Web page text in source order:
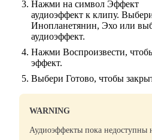
Нажми на символ Эффект
аудиоэффект к клипу.
Инопланетянин, Эхо или
аудиоэффект.
Нажми Воспроизвести,
эффект.
Выбери Готово, чтобы
WARNING
Аудиоэффекты пока недоступны